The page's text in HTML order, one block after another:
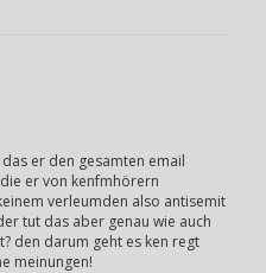
er den gesamten email
er von kenfmhörern
verleumden also antisemit
tut das aber genau wie auch
den darum geht es ken regt
meinungen!